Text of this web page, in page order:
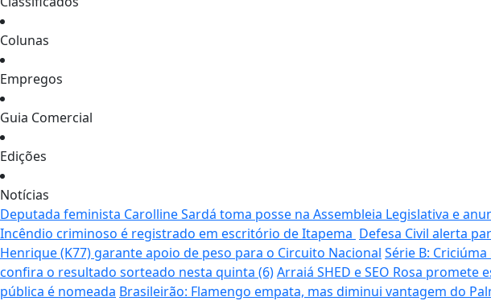
Colunas
Empregos
Guia Comercial
Edições
Notícias
Deputada feminista Carolline Sardá toma posse na Assembleia Legislativa e
Incêndio criminoso é registrado em escritório de Itapema Defesa Civil alerta
Henrique (K77) garante apoio de peso para o Circuito Nacional Série B:
confira o resultado sorteado nesta quinta (6)Arraiá SHED e SEO Rosa
pública é nomeada Brasileirão: Flamengo empata, mas diminui vantagem do